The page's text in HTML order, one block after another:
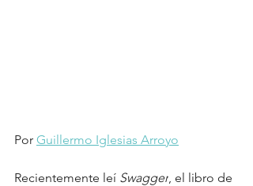
Por Guillermo Iglesias Arroyo
Recientemente leí Swagger , el libro de